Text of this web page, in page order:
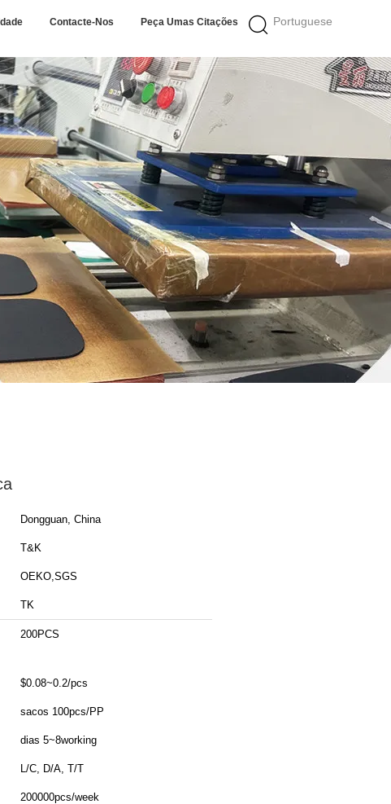
Portuguese
Contacte-Nos Peça Umas Citações
Dongguan, China
T&K
OEKO,SGS
TK
200PCS
$0.08~0.2/pcs
sacos 100pcs/PP
dias 5~8working
L/C, D/A, T/T
200000pcs/week